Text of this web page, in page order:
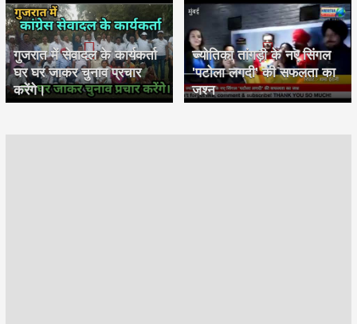
गुजरात में सेवादल के कार्यकर्ता
घर घर जाकर चुनाव प्रचार
करेंगे।
ज्योतिका तांगड़ी के नए सिंगल
'पटोला लगदी' की सफलता का
जश्न